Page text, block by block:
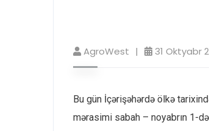
AgroWest 31 Oktyabr
Bu gün İçərişəhərdə ölkə
mərasimi sabah – noyabrın 1-